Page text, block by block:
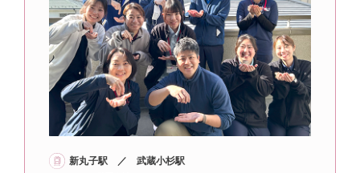
新丸子駅 ／ 武蔵小杉駅